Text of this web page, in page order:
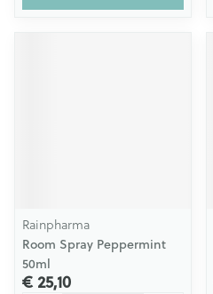
Rainpharma
Room Spray Peppermint
50ml
€ 25,10